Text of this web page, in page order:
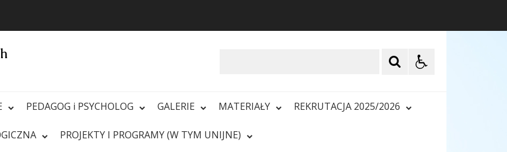
PEDAGOG i PSYCHOLOG GALERIE MATERIAŁY REKRUTACJA 2025/2026
PROJEKTY I PROGRAMY (W TYM UNIJNE)